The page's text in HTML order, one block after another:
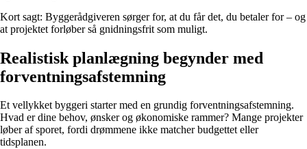
Kort sagt: Byggerådgiveren sørger for, at du får det, du betaler for – og
at projektet forløber så gnidningsfrit som muligt.
Realistisk planlægning begynder med
forventningsafstemning
Et vellykket byggeri starter med en grundig forventningsafstemning.
Hvad er dine behov, ønsker og økonomiske rammer? Mange projekter
løber af sporet, fordi drømmene ikke matcher budgettet eller
tidsplanen.